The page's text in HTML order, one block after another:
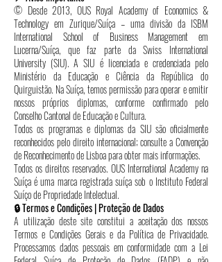
© Desde 2013, OUS Royal Academy of Economics &
Technology em Zurique/Suíça – uma divisão da ISBM
International School of Business Management em
Lucerna/Suíça, que faz parte da Swiss International
University (SIU). A SIU é licenciada e credenciada pelo
Ministério da Educação e Ciência da República do
Quirguistão. Na Suíça, temos permissão para operar e emitir
nossos próprios diplomas, conforme confirmado pelo
Conselho Cantonal de Educação e Cultura.
Todos os programas e diplomas da SIU são oficialmente
reconhecidos pelo direito internacional; consulte a Convenção
de Reconhecimento de Lisboa para obter mais informações.
Todos os direitos reservados. OUS International Academy na
Suíça é uma marca registrada suíça sob o Instituto Federal
Suíço de Propriedade Intelectual.
🔒 Termos e Condições | Proteção de Dados
A utilização deste site constitui a aceitação dos nossos
Termos e Condições Gerais e da Política de Privacidade.
Processamos dados pessoais em conformidade com a Lei